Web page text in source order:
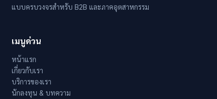
แบบครบวงจรสำหรับ B2B และภาคอุตสาหกรรม
เมนูด่วน
หน้าแรก
เกี่ยวกับเรา
บริการของเรา
นักลงทุน & บทความ